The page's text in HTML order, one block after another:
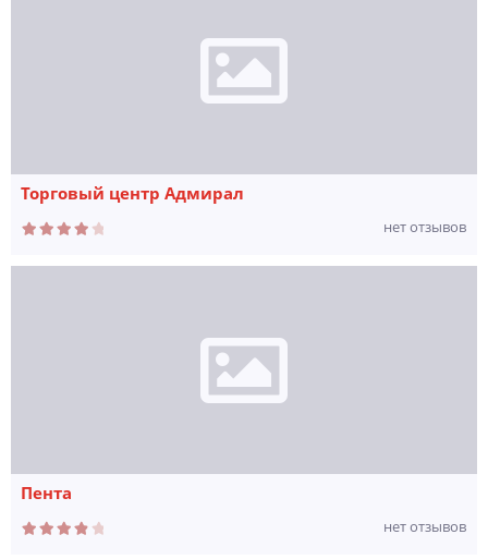
Торговый центр Адмирал
нет отзывов
Пента
нет отзывов